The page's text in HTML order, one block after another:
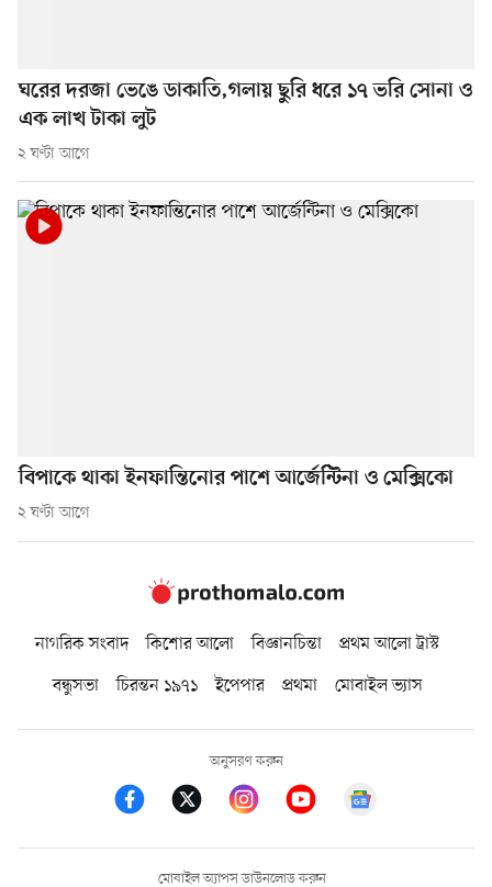
ঘরের দরজা ভেঙে ডাকাতি,গলায় ছুরি ধরে ১৭ ভরি সোনা ও
এক লাখ টাকা লুট
২ ঘণ্টা আগে
বিপাকে থাকা ইনফান্তিনোর পাশে আর্জেন্টিনা ও মেক্সিকো
২ ঘণ্টা আগে
নাগরিক সংবাদ কিশোর আলো বিজ্ঞানচিন্তা
প্রথম আলো ট্রাস্ট
বন্ধুসভা
চিরন্তন ১৯৭১ ইপেপার প্রথমা মোবাইল ভ্যাস
অনুসরণ করুন
মোবাইল অ্যাপস ডাউনলোড করুন